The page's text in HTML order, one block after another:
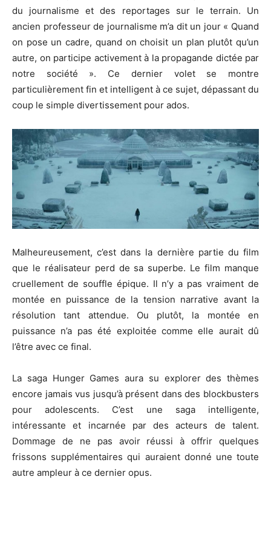
du journalisme et des reportages sur le terrain. Un
ancien professeur de journalisme m’a dit un jour « Quand
on pose un cadre, quand on choisit un plan plutôt qu’un
autre, on participe activement à la propagande dictée par
notre société ». Ce dernier volet se montre
particulièrement fin et intelligent à ce sujet, dépassant du
coup le simple divertissement pour ados.
Malheureusement, c’est dans la dernière partie du film
que le réalisateur perd de sa superbe. Le film manque
cruellement de souffle épique. Il n’y a pas vraiment de
montée en puissance de la tension narrative avant la
résolution tant attendue. Ou plutôt, la montée en
puissance n’a pas été exploitée comme elle aurait dû
l’être avec ce final.
La saga Hunger Games aura su explorer des thèmes
encore jamais vus jusqu’à présent dans des blockbusters
pour adolescents. C’est une saga intelligente,
intéressante et incarnée par des acteurs de talent.
Dommage de ne pas avoir réussi à offrir quelques
frissons supplémentaires qui auraient donné une toute
autre ampleur à ce dernier opus.